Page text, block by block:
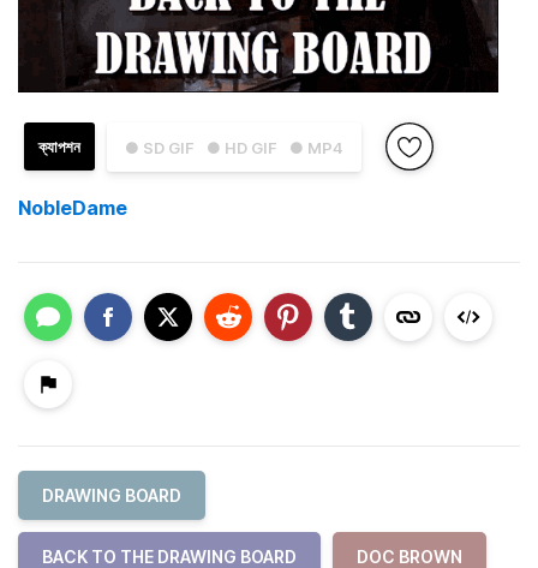
● SD GIF ● HD GIF ● MP4
ক্যাপশন
NobleDame
DRAWING BOARD
BACK TO THE DRAWING BOARD DOC BROWN